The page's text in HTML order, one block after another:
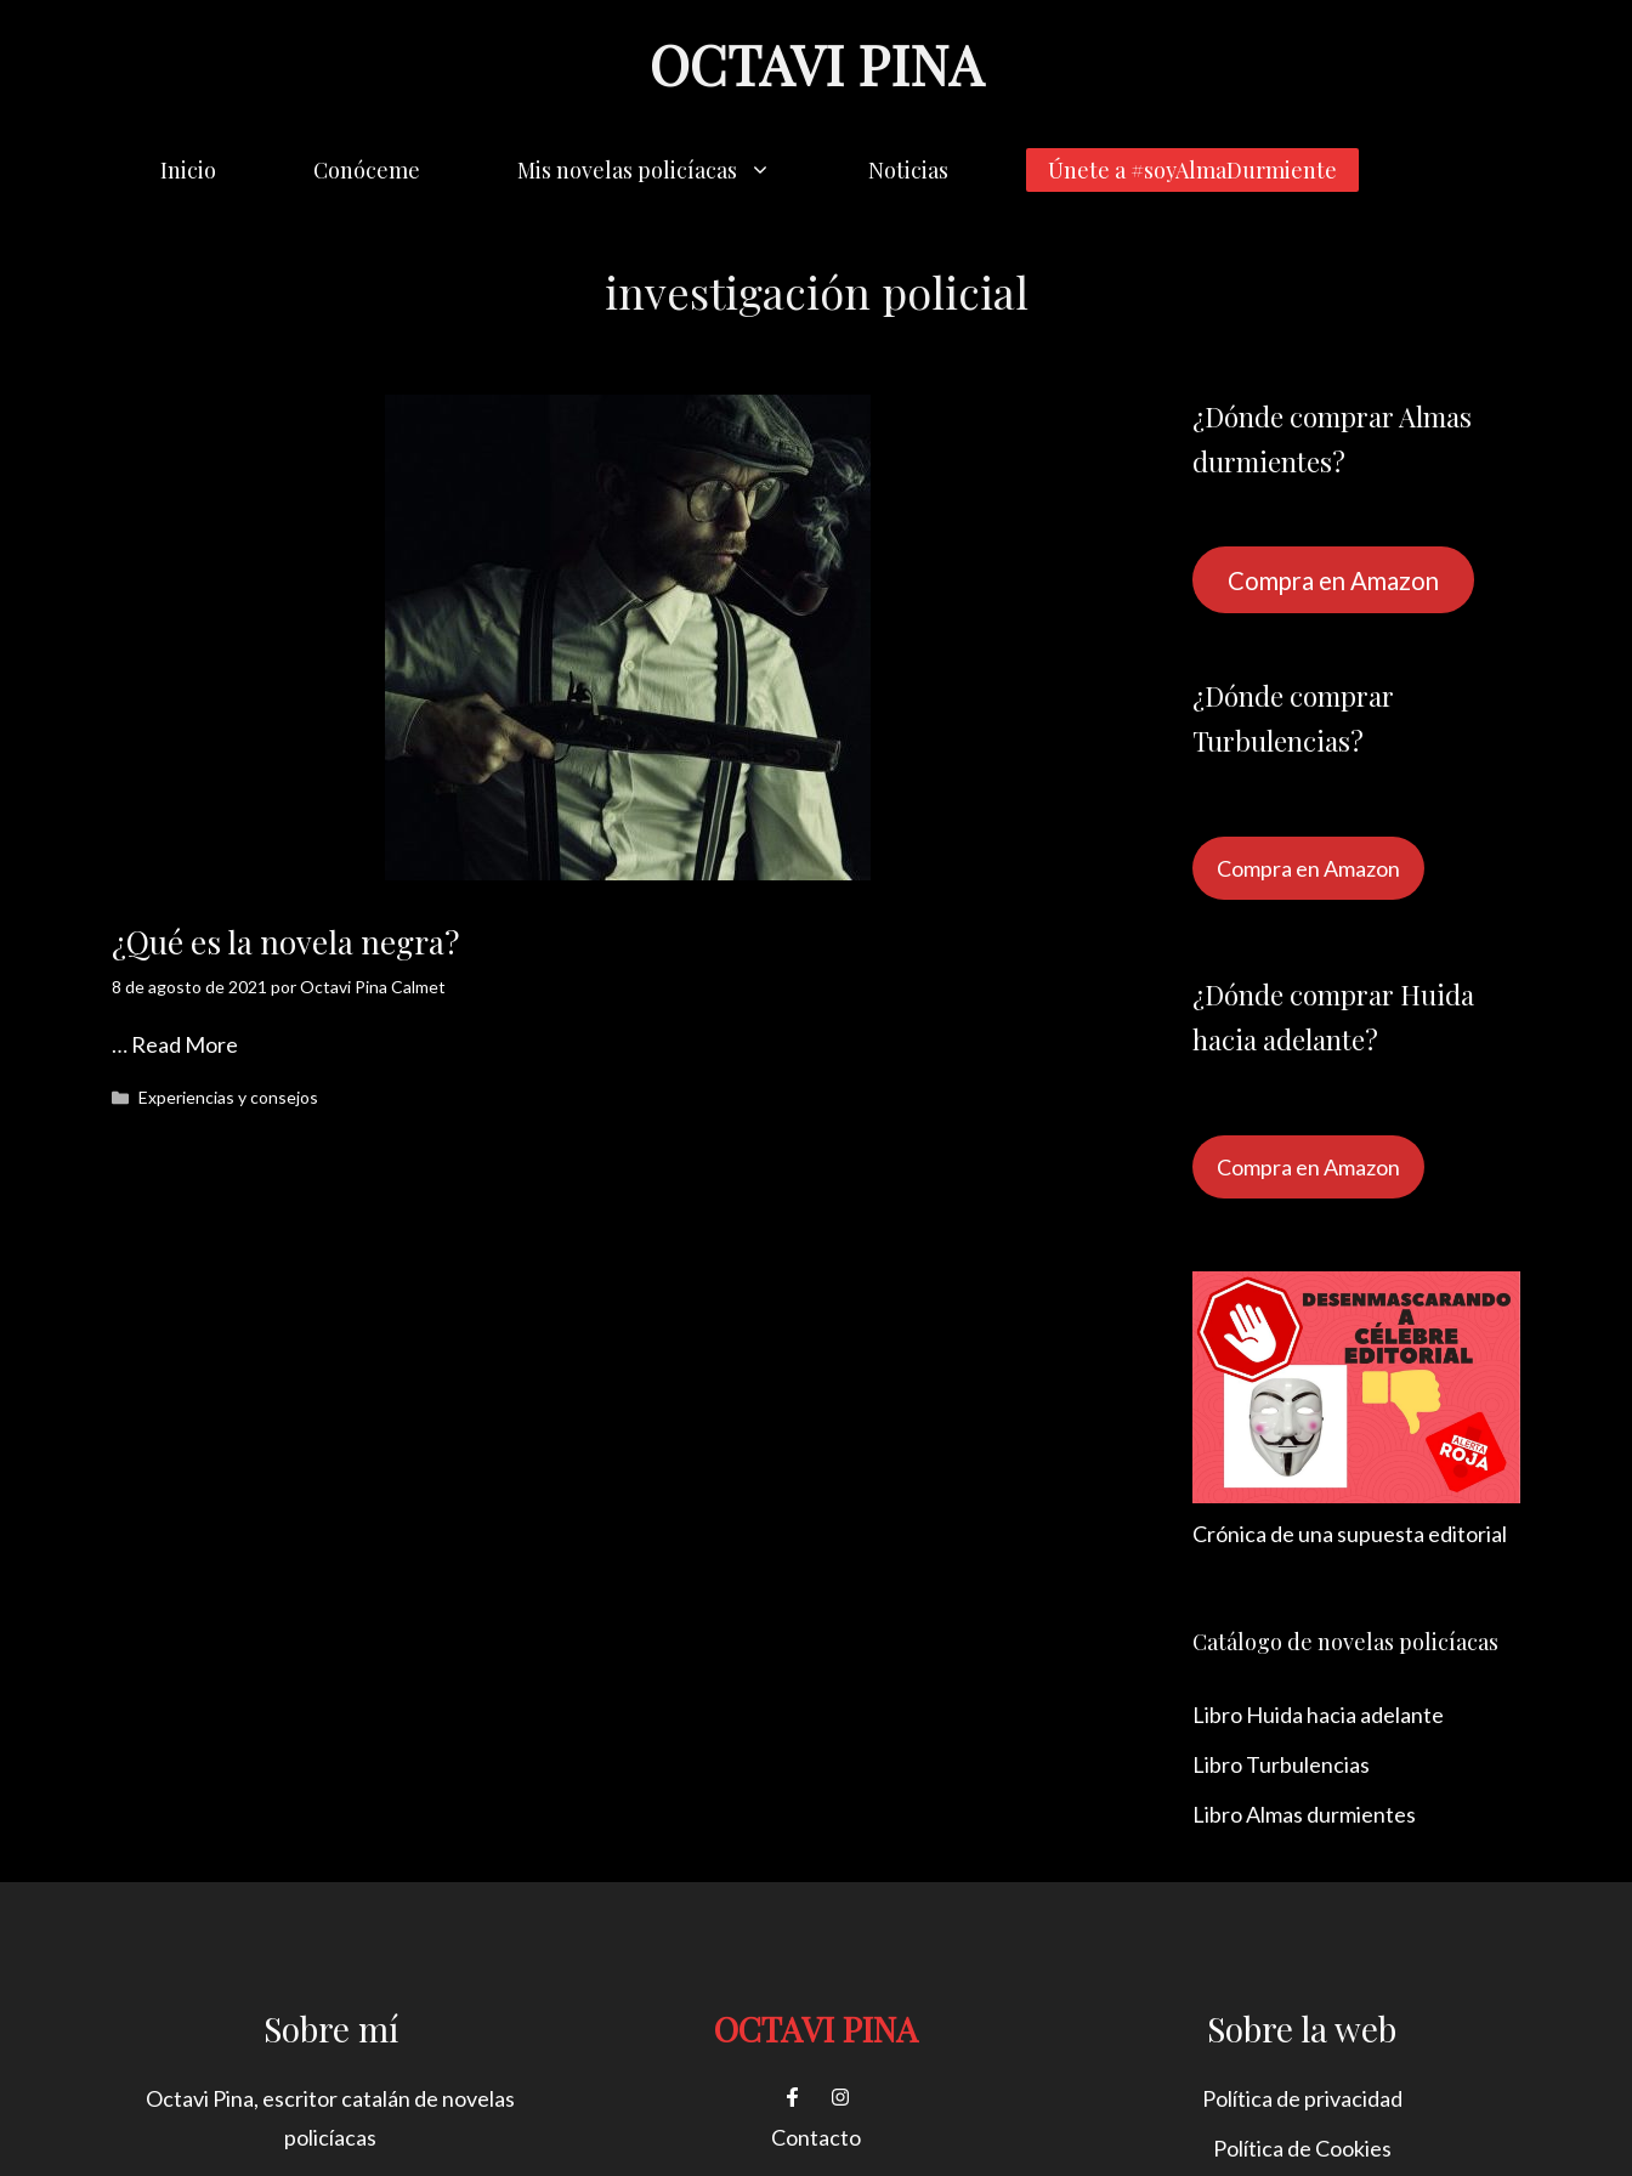
OCTAVI PINA
Inicio Conóceme Mis novelas policíacas Noticias Únete a #soyAlmaDurmiente
investigación policial
¿Qué es la novela negra?
8 de agosto de 2021 porOctavi Pina Calmet
… Read More
Categorías
Experiencias y consejos
¿Dónde comprar Almas
durmientes?
Compra en Amazon
¿Dónde comprar
Turbulencias?
Compra en Amazon
¿Dónde comprar Huida
hacia adelante?
Compra en Amazon
Crónica de una supuesta editorial
Catálogo de novelas policíacas
Libro Huida hacia adelante
Libro Turbulencias
Libro Almas durmientes
Sobre mí
Octavi Pina, escritor catalán de novelas
policíacas
OCTAVI PINA
Contacto
Sobre la web
Política de privacidad
Política de Cookies